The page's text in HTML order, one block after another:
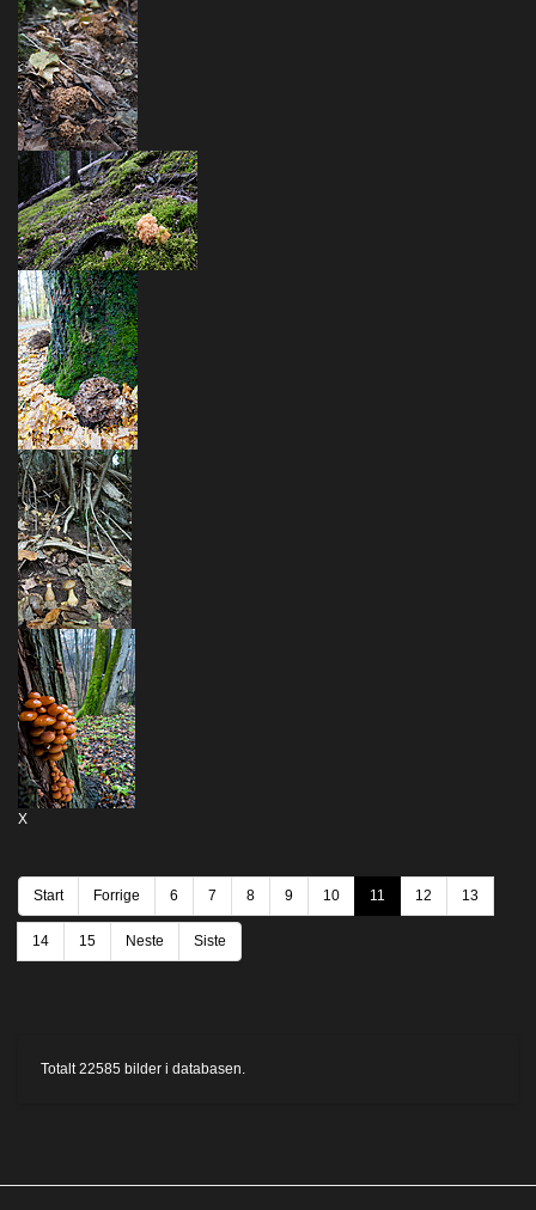
X
Start Forrige 6 7 8 9 10 11 12 13
14 15 Neste Siste
Totalt 22585 bilder i databasen.